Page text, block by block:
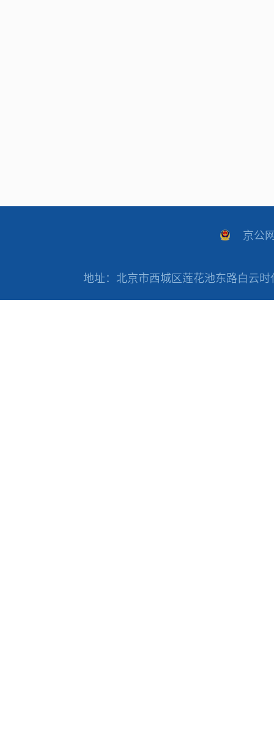
京公
地址：北京市西城区莲花池东路白云时